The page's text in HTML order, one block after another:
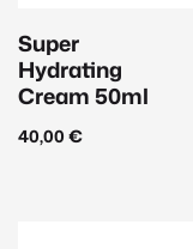
Inspira Med
EvaGarden
Super
Hydrating
Cream 50ml
40,00 €